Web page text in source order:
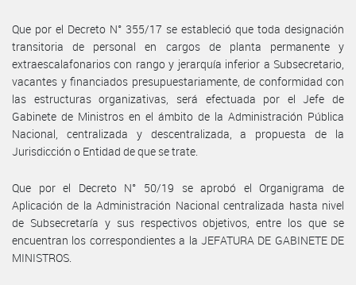
Que por el Decreto N° 355/17 se estableció que toda designación
transitoria de personal en cargos de planta permanente y
extraescalafonarios con rango y jerarquía inferior a Subsecretario,
vacantes y financiados presupuestariamente, de conformidad con
las estructuras organizativas, será efectuada por el Jefe de
Gabinete de Ministros en el ámbito de la Administración Pública
Nacional, centralizada y descentralizada, a propuesta de la
Jurisdicción o Entidad de que se trate.
Que por el Decreto N° 50/19 se aprobó el Organigrama de
Aplicación de la Administración Nacional centralizada hasta nivel
de Subsecretaría y sus respectivos objetivos, entre los que se
encuentran los correspondientes a la JEFATURA DE GABINETE DE
MINISTROS.